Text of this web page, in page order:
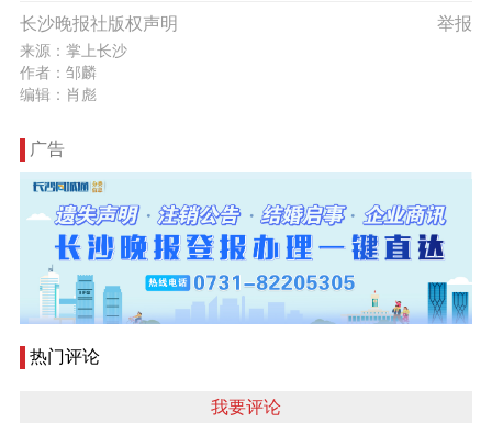
举报
长沙晚报社版权声明
来源：掌上长沙
作者：邹麟
编辑：肖彪
广告
热门评论
我要评论